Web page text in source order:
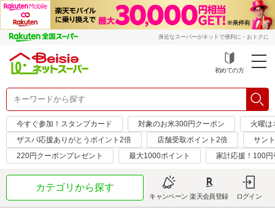
身近なスーパーがネットで便利に・おトクに
初めての方
今すぐ参加！スタンプカード 対象のお米300円クーポン
火曜は
ザスパ応援ありがとうポイント2倍
店舗受取ポイント2倍
サン
220円クーポンプレゼント
最大1000ポイント 家計応援！100
カテゴリから探す
キャンペーン 楽天会員登録 ログイン